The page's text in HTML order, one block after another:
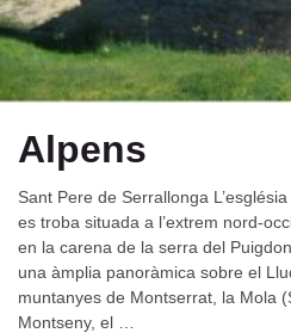
Alpens
Sant Pere de Serrallonga
es troba situada a l’extrem nord-
en la carena de la serra del
una àmplia panoràmica sobre el
muntanyes de Montserrat, la Mola
Montseny, el …